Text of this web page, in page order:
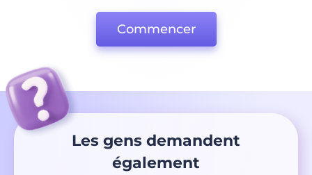
Commencer
Les gens demandent
également